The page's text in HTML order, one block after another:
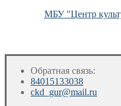
МБУ "Центр
Обратная связь:
84015133038
ckd_gur@mail.ru